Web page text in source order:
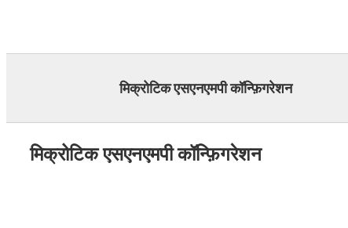
मिक्रोटिक एसएनएमपी कॉन्फ़िगरेशन
मिक्रोटिक एसएनएमपी कॉन्फ़िगरेशन